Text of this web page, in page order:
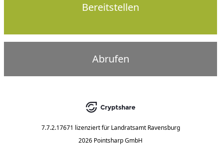
Bereitstellen
Abrufen
7.7.2.17671 lizenziert für Landratsamt Ravensburg
2026 Pointsharp GmbH